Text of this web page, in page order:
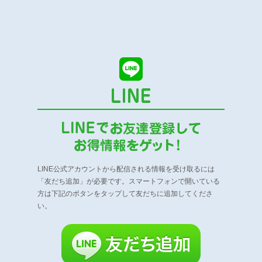
LINE公式アカウントから配信される情報を受け取るには
「友だち追加」が必要です。
スマートフォンで開いている
方は下記のボタンをタップして友だちに追加してくださ
い。